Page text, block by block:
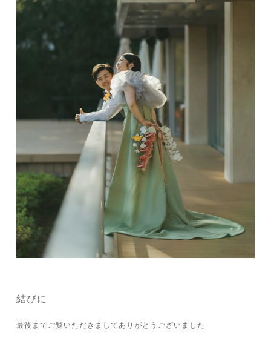
結びに
最後までご覧いただきましてありがとうございました